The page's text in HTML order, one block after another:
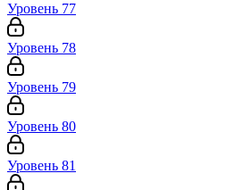
Уровень 77
Уровень 78
Уровень 79
Уровень 80
Уровень 81